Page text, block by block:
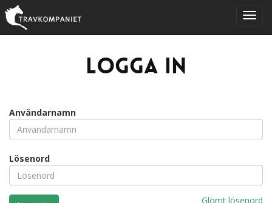
Logga in
Användarnamn
Lösenord
Glömt lösenord